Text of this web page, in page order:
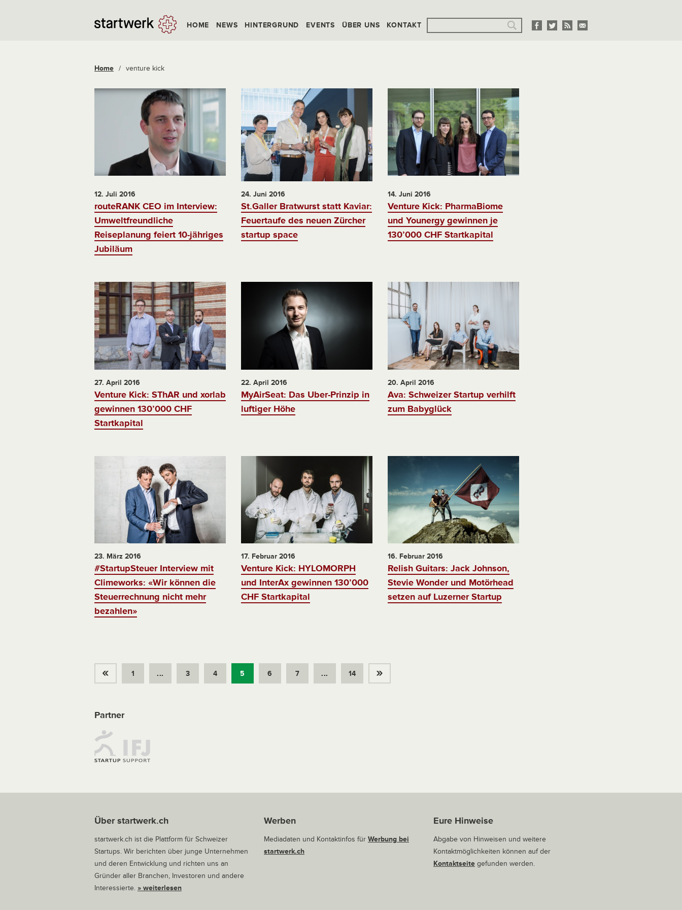
HOME NEWS HINTERGRUND EVENTS ÜBER UNS KONTAKT
Home / venture kick
12. Juli 2016
routeRANK CEO im Interview:
Umweltfreundliche
Reiseplanung feiert 10-jähriges
Jubiläum
24. Juni 2016
St.Galler Bratwurst statt Kaviar:
Feuertaufe des neuen Zürcher
startup space
14. Juni 2016
Venture Kick: PharmaBiome
und Younergy gewinnen je
130’000 CHF Startkapital
27. April 2016
Venture Kick: SThAR und xorlab
gewinnen 130’000 CHF
Startkapital
22. April 2016
MyAirSeat: Das Uber-Prinzip in
luftiger Höhe
20. April 2016
Ava: Schweizer Startup verhilft
zum Babyglück
23. März 2016
#StartupSteuer Interview mit
Climeworks: «Wir können die
Steuerrechnung nicht mehr
bezahlen»
17. Februar 2016
Venture Kick: HYLOMORPH
und InterAx gewinnen 130’000
CHF Startkapital
16. Februar 2016
Relish Guitars: Jack Johnson,
Stevie Wonder und Motörhead
setzen auf Luzerner Startup
« 1 ... 3 4 5 6 7 ... 14 »
Partner
Über startwerk.ch
startwerk.ch ist die Plattform für Schweizer
Startups. Wir berichten über junge Unternehmen
und deren Entwicklung und richten uns an
Gründer aller Branchen, Investoren und andere
Interessierte. » weiterlesen
Werben
Mediadaten und Kontaktinfos für Werbung bei
startwerk.ch
Eure Hinweise
Abgabe von Hinweisen und weitere
Kontaktmöglichkeiten können auf der
Kontaktseitegefunden werden.